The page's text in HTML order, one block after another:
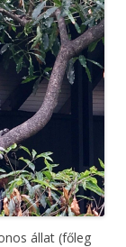
állat (főleg